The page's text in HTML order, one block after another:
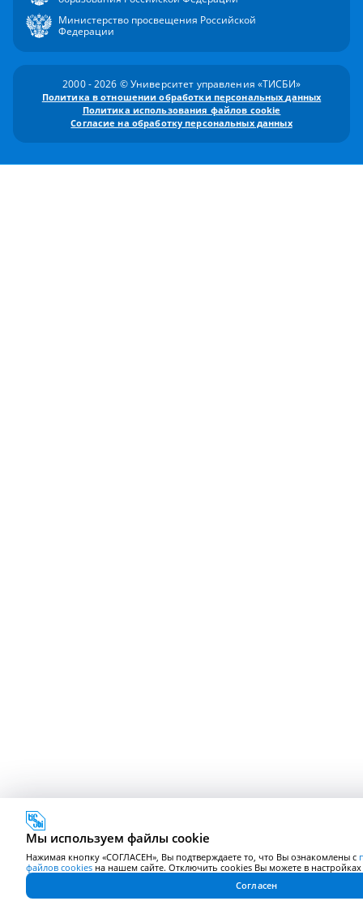
Министерство просвещения Российской
Федерации
2000 - 2026 © Университет управления «ТИСБИ»
Политика в отношении обработки персональных данных
Политика использования файлов cookie
Согласие на обработку персональных данных
Мы используем файлы cookie
Нажимая кнопку «СОГЛАСЕН», Вы подтверждаете то, что Вы ознакомлены с
файлов cookies на нашем сайте. Отключить cookies Вы можете в настройках
Согласен